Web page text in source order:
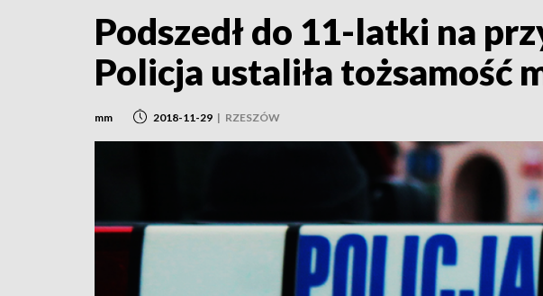
Podszedł do 11-latki na
Policja ustaliła tożsamość
mm 2018-11-29 | RZESZÓW